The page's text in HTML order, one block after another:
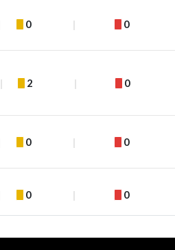
0 0
2 0
0 0
0 0